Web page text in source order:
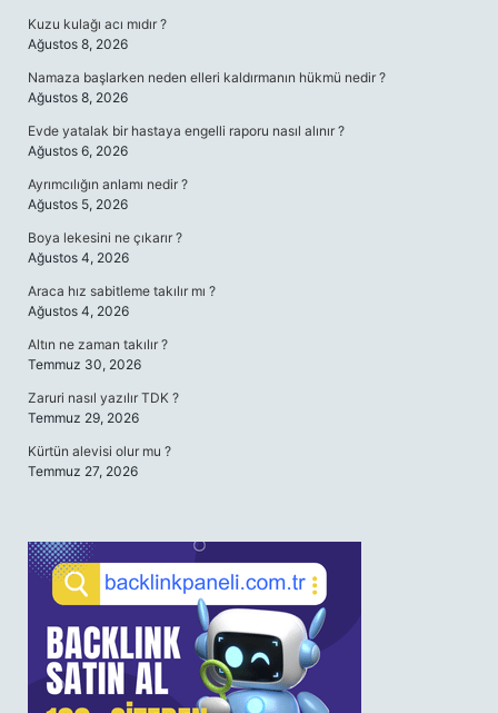
Kuzu kulağı acı mıdır ?
Ağustos 8, 2026
Namaza başlarken neden elleri kaldırmanın hükmü nedir ?
Ağustos 8, 2026
Evde yatalak bir hastaya engelli raporu nasıl alınır ?
Ağustos 6, 2026
Ayrımcılığın anlamı nedir ?
Ağustos 5, 2026
Boya lekesini ne çıkarır ?
Ağustos 4, 2026
Araca hız sabitleme takılır mı ?
Ağustos 4, 2026
Altın ne zaman takılır ?
Temmuz 30, 2026
Zaruri nasıl yazılır TDK ?
Temmuz 29, 2026
Kürtün alevisi olur mu ?
Temmuz 27, 2026